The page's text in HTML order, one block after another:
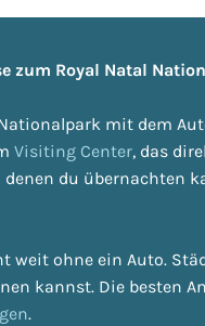
zum Royal Natal
mit dem
Visiting Center, das
du übernachten
weit ohne ein Auto.
kannst. Die besten
.